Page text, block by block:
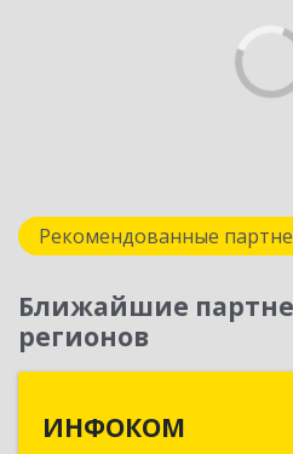
Рекомендованные
Ближайшие
регионов
ИНФОКОМ